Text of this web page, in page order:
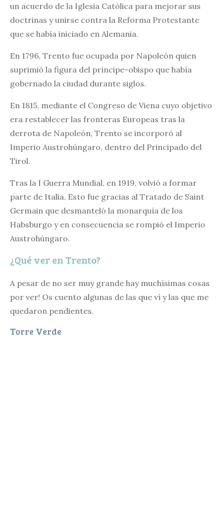
un acuerdo de la Iglesia Católica para mejorar sus
doctrinas y unirse contra la Reforma Protestante
que se había iniciado en Alemania.
En 1796, Trento fue ocupada por Napoleón quien
suprimió la figura del príncipe-obispo que había
gobernado la ciudad durante siglos.
En 1815, mediante el Congreso de Viena cuyo objetivo
era restablecer las fronteras Europeas tras la
derrota de Napoleón, Trento se incorporó al
Imperio Austrohúngaro, dentro del Principado del
Tirol.
Tras la I Guerra Mundial, en 1919, volvió a formar
parte de Italia. Esto fue gracias al Tratado de Saint
Germain que desmanteló la monarquía de los
Habsburgo y en consecuencia se rompió el Imperio
Austrohúngaro.
¿Qué ver en Trento?
A pesar de no ser muy grande hay muchísimas cosas
por ver! Os cuento algunas de las que ví y las que me
quedaron pendientes.
Torre Verde